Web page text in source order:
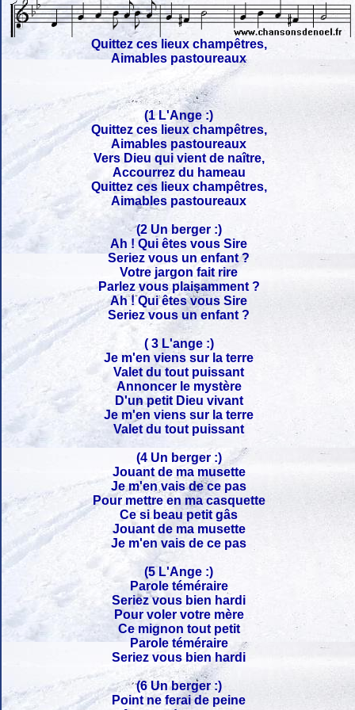
Quittez ces lieux champêtres,
Aimables pastoureaux
(1 L'Ange :)
Quittez ces lieux champêtres,
Aimables pastoureaux
Vers Dieu qui vient de naître,
Accourrez du hameau
Quittez ces lieux champêtres,
Aimables pastoureaux
(2 Un berger :)
Ah ! Qui êtes vous Sire
Seriez vous un enfant ?
Votre jargon fait rire
Parlez vous plaisamment ?
Ah ! Qui êtes vous Sire
Seriez vous un enfant ?
( 3 L'ange :)
Je m'en viens sur la terre
Valet du tout puissant
Annoncer le mystère
D'un petit Dieu vivant
Je m'en viens sur la terre
Valet du tout puissant
(4 Un berger :)
Jouant de ma musette
Je m'en vais de ce pas
Pour mettre en ma casquette
Ce si beau petit gâs
Jouant de ma musette
Je m'en vais de ce pas
(5 L'Ange :)
Parole téméraire
Seriez vous bien hardi
Pour voler votre mère
Ce mignon tout petit
Parole téméraire
Seriez vous bien hardi
(6 Un berger :)
Point ne ferai de peine